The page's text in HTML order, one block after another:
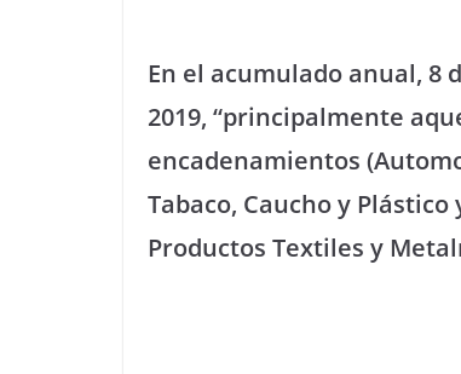
En el acumulado anual, 8
2019, “principalmente
encadenamientos
Tabaco, Caucho y
Productos Textiles y